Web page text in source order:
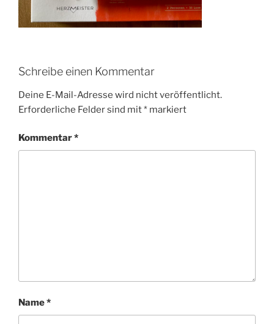
Schreibe einen Kommentar
Deine E-Mail-Adresse wird nicht veröffentlicht.
Erforderliche Felder sind mit* markiert
Kommentar*
Name*